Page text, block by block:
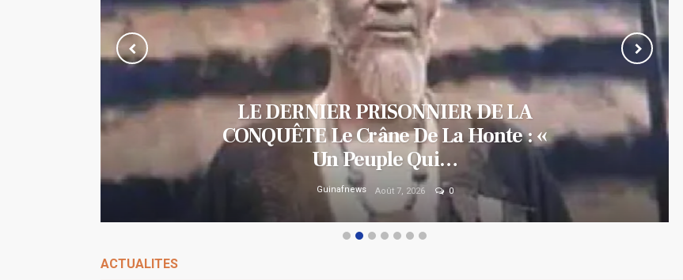
La Guinée Devrait Enregistrer La
Plus Forte Croissance Économique
En Afrique En…
Guinafnews Août 7, 2026 0
ACTUALITES